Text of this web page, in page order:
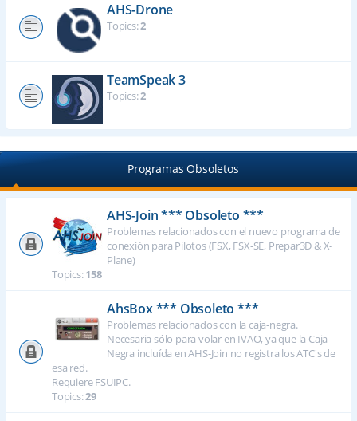
AHS-Drone
Topics:2
TeamSpeak 3
Topics:2
Programas Obsoletos
AHS-Join *** Obsoleto ***
Problemas relacionados con el nuevo programa de
conexión para Pilotos (FSX, FSX-SE, Prepar3D & X-
Plane)
Topics:158
AhsBox *** Obsoleto ***
Problemas relacionados con la caja-negra.
Necesaria sólo para volar en IVAO, ya que la Caja
Negra incluída en AHS-Join no registra los ATC's de
esa red.
Requiere FSUIPC.
Topics:29